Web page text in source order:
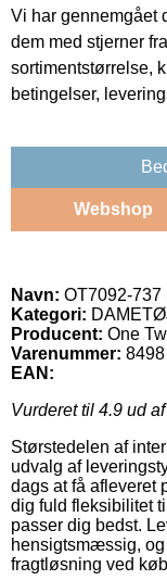
Vi har gennemgået
dem med stjerner
sortimentstørrelse,
betingelser,
Webshop
Navn: OT7092-737
Kategori:
Producent: One
Varenummer: 8498
EAN:
Vurderet til 4.9 ud
Størstedelen af
udvalg af
dags at få afleveret
dig fuld fleksibilitet
passer dig bedst.
hensigtsmæssig,
fragtløsning ved